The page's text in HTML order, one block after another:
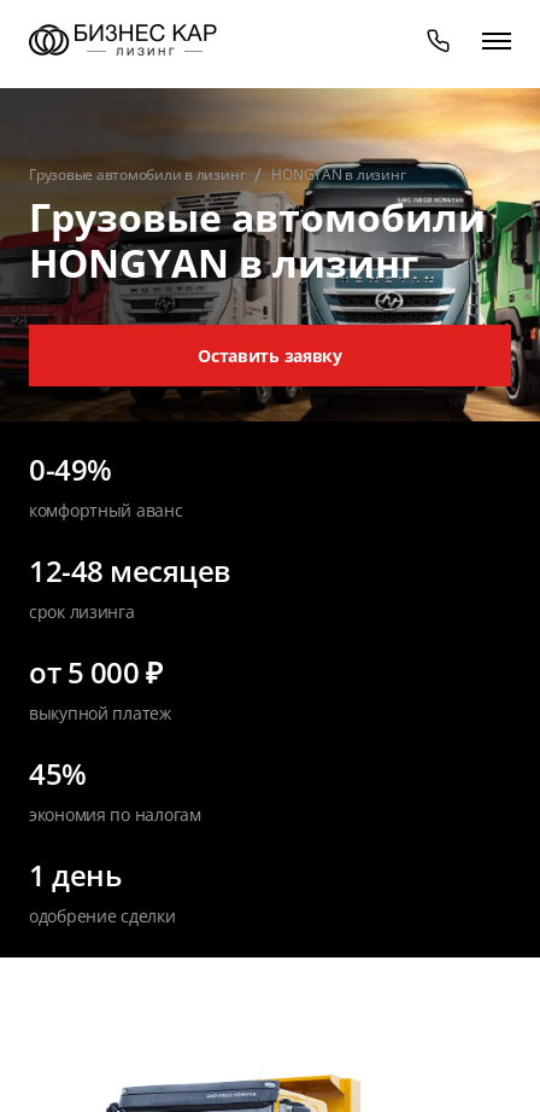
Грузовые автомобили в лизинг HONGYAN в лизинг
Грузовые автомобили
HONGYAN в лизинг
Оставить заявку
0-49%
комфортный аванс
12-48 месяцев
срок лизинга
от 5 000 ₽
выкупной платеж
45%
экономия по налогам
1 день
одобрение сделки